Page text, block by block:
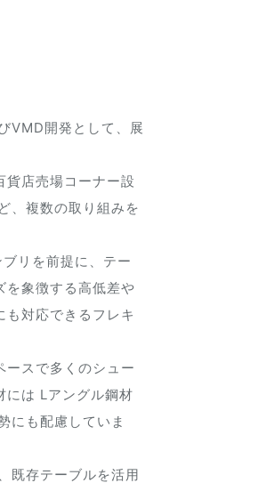
VMD開発として、展
貨店売場コーナー設
、複数の取り組みを
リを前提に、テー
を象徴する高低差や
対応できるフレキ
ースで多くのシュー
には Lアングル鋼材
にも配慮していま
既存テーブルを活用